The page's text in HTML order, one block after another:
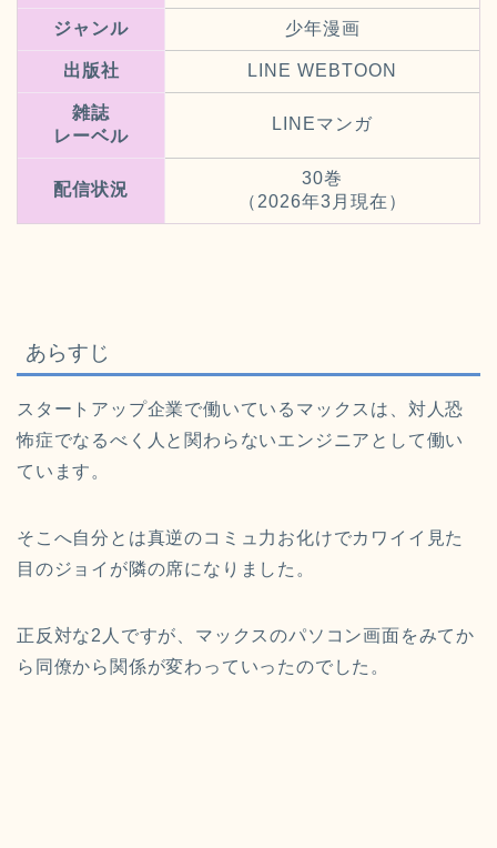
ジャンル 少年漫画
出版社 LINE WEBTOON
雑誌
レーベル
LINEマンガ
配信状況
30巻
（2026年3月現在）
あらすじ
スタートアップ企業で働いているマックスは、対人恐
怖症でなるべく人と関わらないエンジニアとして働い
ています。
そこへ自分とは真逆のコミュ力お化けでカワイイ見た
目のジョイが隣の席になりました。
正反対な2人ですが、マックスのパソコン画面をみてか
ら同僚から関係が変わっていったのでした。